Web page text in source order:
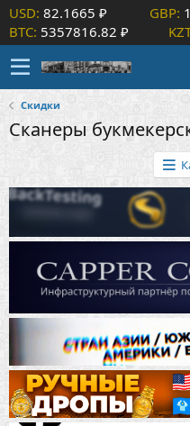
USD: 82.1665 ₽ GBP:
BTC: 5357816.82 ₽
Скидки
Сканеры